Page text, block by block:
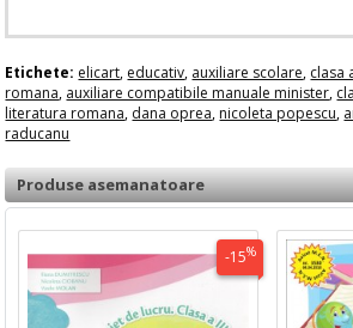
Etichete: elicart, educativ, auxiliare scolare, clasa
romana, auxiliare compatibile manuale minister,
literatura romana, dana oprea, nicoleta popescu,
raducanu
Produse asemanatoare
-15%